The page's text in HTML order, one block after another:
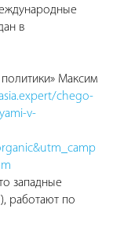
в
Максим
chego-
v-
западные
работают по